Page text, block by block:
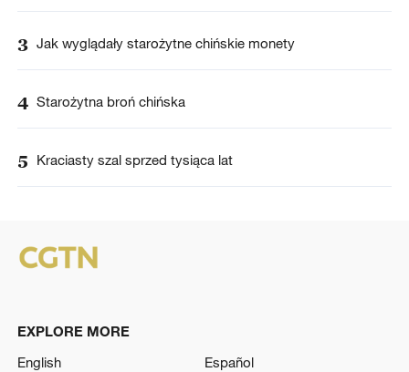
3 Jak wyglądały starożytne chińskie monety
4 Starożytna broń chińska
5 Kraciasty szal sprzed tysiąca lat
EXPLORE MORE
English
Español